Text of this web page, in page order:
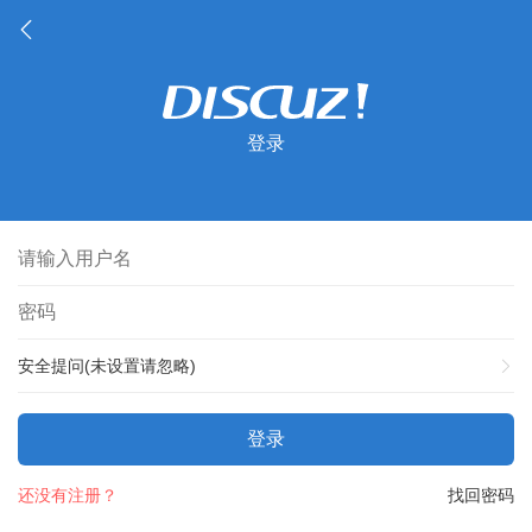
登录
安全提问(未设置请忽略)
登录
找回密码
还没有注册？